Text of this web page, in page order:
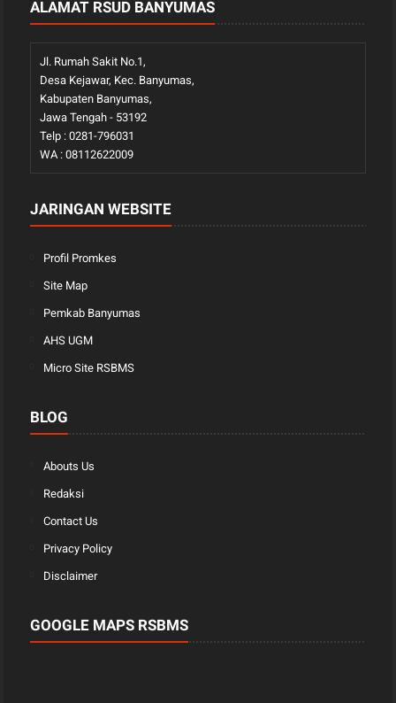
ALAMAT RSUD BANYUMAS
Jl. Rumah Sakit No.1,
Desa Kejawar, Kec. Banyumas,
Kabupaten Banyumas,
Jawa Tengah - 53192
Telp : 0281-796031
WA : 08112622009
JARINGAN WEBSITE
Profil Promkes
Site Map
Pemkab Banyumas
AHS UGM
Micro Site RSBMS
BLOG
Abouts Us
Redaksi
Contact Us
Privacy Policy
Disclaimer
GOOGLE MAPS RSBMS